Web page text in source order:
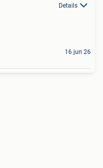
Details
16 jun 26